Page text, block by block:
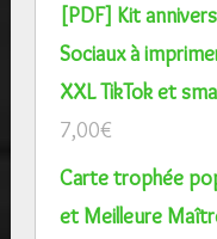
[PDF] Kit
Sociaux à
XXL TikTok et
7,00€
Carte trophée
et Meilleure